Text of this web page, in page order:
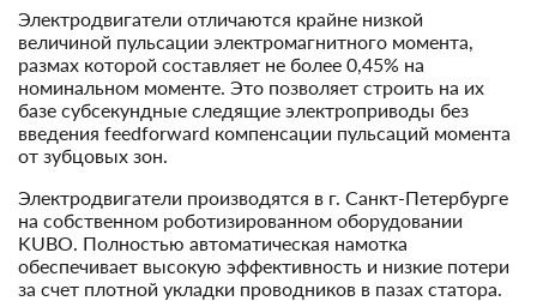
Электродвигатели отличаются крайне низкой
величиной пульсации электромагнитного момента,
размах которой составляет не более 0,45% на
номинальном моменте. Это позволяет строить на их
базе субсекундные следящие электроприводы без
введения feedforward компенсации пульсаций момента
от зубцовых зон.
Электродвигатели производятся в г. Санкт-Петербурге
на собственном роботизированном оборудовании
KUBO. Полностью автоматическая намотка
обеспечивает высокую эффективность и низкие потери
за счет плотной укладки проводников в пазах статора.